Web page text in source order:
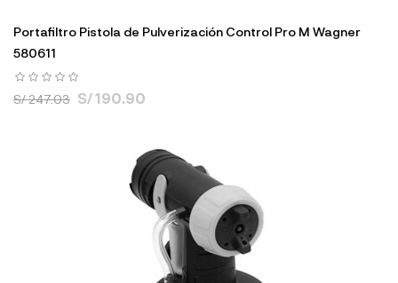
Portafiltro Pistola de Pulverización Control Pro M Wagner
580611
S/ 247.03 S/ 190.90